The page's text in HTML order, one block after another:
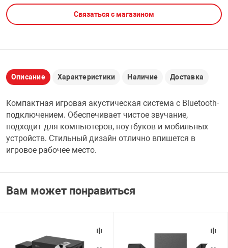
PCI АДАПТЕРЫ
USB
НАБОР ДЛЯ
CD-DVD ДИСКИ
ЛЕНТА ДЛЯ
ДОМА
ТЕХНИКА
Связаться с магазином
Описание Характеристики Наличие Доставка
Компактная игровая акустическая система с Bluetooth-
подключением. Обеспечивает чистое звучание,
подходит для компьютеров, ноутбуков и мобильных
устройств. Стильный дизайн отлично впишется в
игровое рабочее место.
Вам может понравиться